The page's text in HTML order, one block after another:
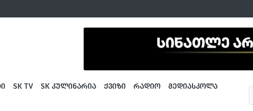
SK TV SK ᲙᲣᲚᲘᲜᲐᲠᲘᲐ ᲥᲕᲘᲖᲘ ᲠᲐᲓᲘᲝ
ᲛᲔᲓᲘᲐᲡᲙᲝᲚᲐ